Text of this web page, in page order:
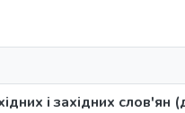
і західних слов'ян